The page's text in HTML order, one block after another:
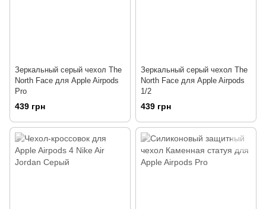
Зеркальный серый чехол The
North Face для Apple Airpods
Pro
439 грн
Зеркальный серый чехол The
North Face для Apple Airpods
1/2
439 грн